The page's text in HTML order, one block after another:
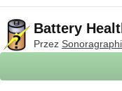
Battery
Przez